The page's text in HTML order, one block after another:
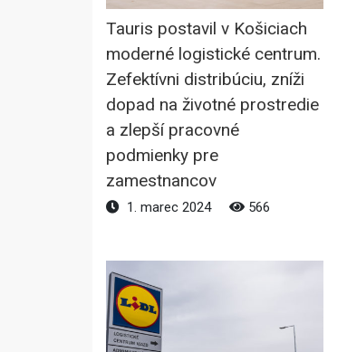
Tauris postavil v Košiciach
moderné logistické centrum.
Zefektívni distribúciu, zníži
dopad na životné prostredie
a zlepší pracovné
podmienky pre
zamestnancov
1. marec 2024 566